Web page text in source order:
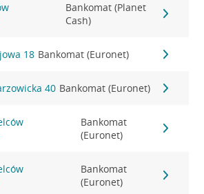
Bankomat (Planet
Cash)
18 Bankomat (Euronet)
40 Bankomat (Euronet)
Bankomat
(Euronet)
Bankomat
(Euronet)